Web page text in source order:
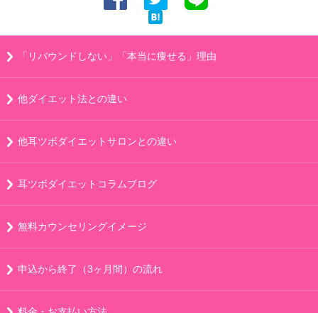
「リバウンドしない」「本当に痩せる」理由
他ダイエット法との違い
他耳ツボダイエットサロンとの違い
耳ツボダイエットコラムブログ
無料カウンセリングイメージ
申込から終了（3ヶ月間）の流れ